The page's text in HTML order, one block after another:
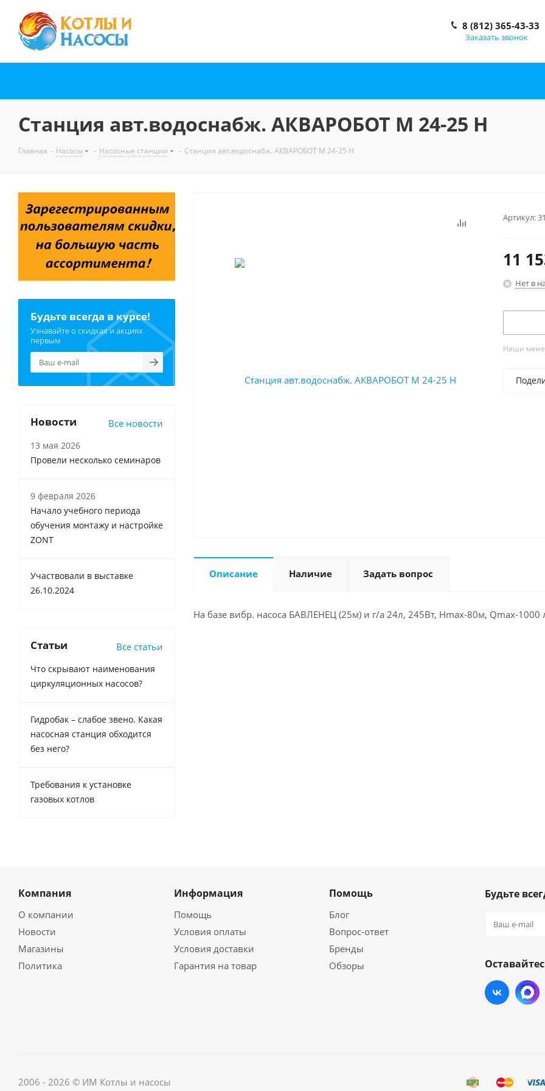
8 (812) 365-43-33
Заказать звонок
Станция авт.водоснабж. АКВАРОБОТ М 24-25 Н
Главная - Насосы - Насосные станции - Станция авт.водоснабж. АКВАРОБОТ М 24-25 Н
Артикул:
11
Нет в
Наши
Описание Наличие Задать вопрос
На базе вибр. насоса БАВЛЕНЕЦ (25м) и г/а 24л, 245Вт, Hmax-80м, Qmax-1000
Будьте всегда в курсе!
Узнавайте о скидках и акциях
первым
Новости Все новости
13 мая 2026
Провели несколько семинаров
9 февраля 2026
Начало учебного периода
обучения монтажу и настройке
ZONT
Участвовали в выставке
26.10.2024
Статьи Все статьи
Что скрывают наименования
циркуляционных насосов?
Гидробак – слабое звено. Какая
насосная станция обходится
без него?
Требования к установке
газовых котлов
Компания
О компании
Новости
Магазины
Политика
Информация
Помощь
Условия оплаты
Условия доставки
Гарантия на товар
Помощь
Блог
Вопрос-ответ
Бренды
Обзоры
Будьте
2006 - 2026 © ИМ Котлы и насосы